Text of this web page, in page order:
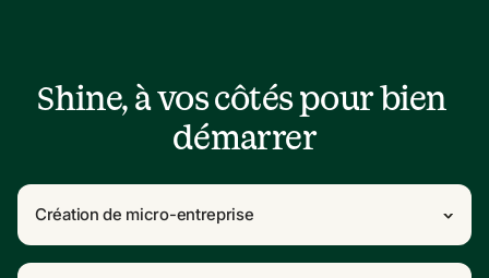
Shine, à vos côtés pour bien
démarrer
Création de micro-entreprise